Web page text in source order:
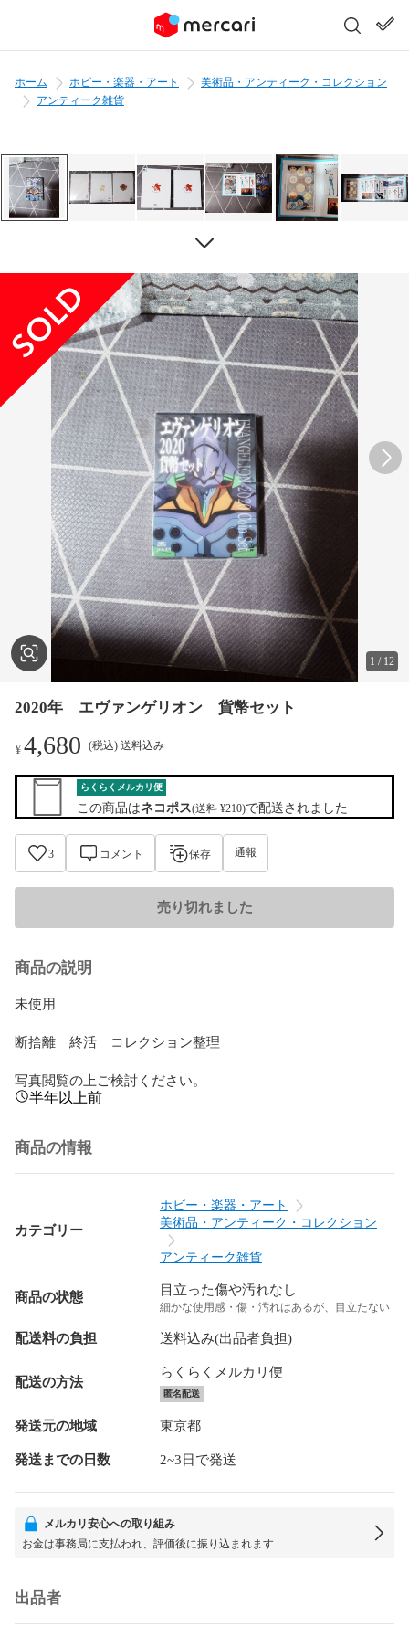
ホーム ホビー・楽器・アート
美術品・アンティーク・コレクション
アンティーク雑貨
1 / 12
2020年 エヴァンゲリオン 貨幣セット
¥4,680 (税込) 送料込み
らくらくメルカリ便
この商品はネコポス(送料 ¥210)で配送されました
3 コメント 保存 通報
売り切れました
商品の説明
未使用
断捨離　終活　コレクション整理
写真閲覧の上ご検討ください。
半年以上前
商品の情報
カテゴリー
ホビー・楽器・アート
美術品・アンティーク・コレクション
アンティーク雑貨
商品の状態 目立った傷や汚れなし
細かな使用感・傷・汚れはあるが、目立たない
配送料の負担 送料込み(出品者負担)
配送の方法
らくらくメルカリ便
匿名配送
発送元の地域 東京都
発送までの日数 2~3日で発送
メルカリ安心への取り組み
お金は事務局に支払われ、評価後に振り込まれます
出品者